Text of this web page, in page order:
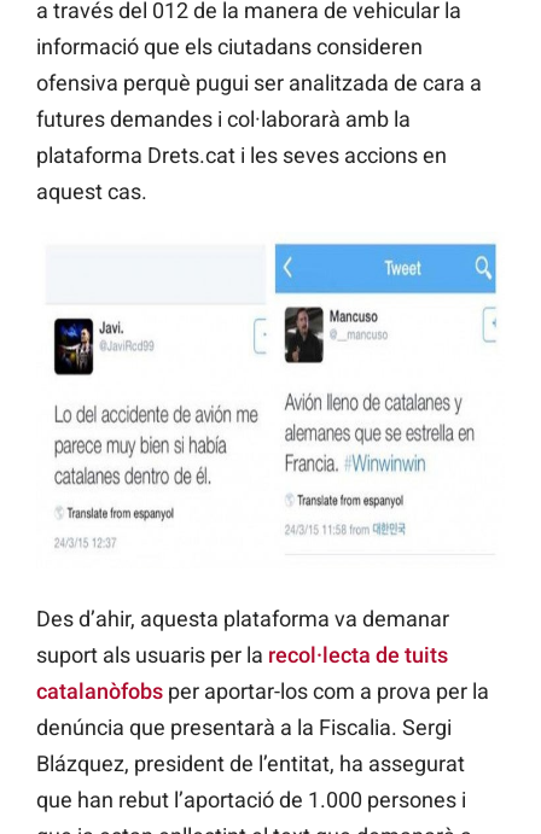
a través del 012 de la manera de vehicular la
informació que els ciutadans consideren
ofensiva perquè pugui ser analitzada de cara a
futures demandes i col·laborarà amb la
plataforma Drets.cat i les seves accions en
aquest cas.
Des d’ahir, aquesta plataforma va demanar
suport als usuaris per la recol·lecta de tuits
catalanòfobs per aportar-los com a prova per la
denúncia que presentarà a la Fiscalia. Sergi
Blázquez, president de l’entitat, ha assegurat
que han rebut l’aportació de 1.000 persones i